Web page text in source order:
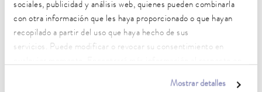
sociales, publicidad y análisis web, quienes pueden combinarla
con otra información que les haya proporcionado o que hayan
recopilado a partir del uso que haya hecho de sus
servicios. Puede modificar o revocar su consentimiento en
Mostrar detalles
Estabilidad de temperatura
Potencia calorífica máx.
2,5 kW